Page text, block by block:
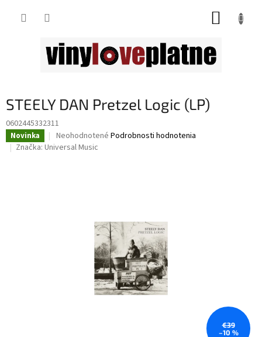
STEELY DAN Pretzel Logic (LP)
0602445332311
Novinka
Priemerné
hodnotenie
Neohodnotené Podrobnosti hodnotenia
Značka: Universal Music
€39
–10 %